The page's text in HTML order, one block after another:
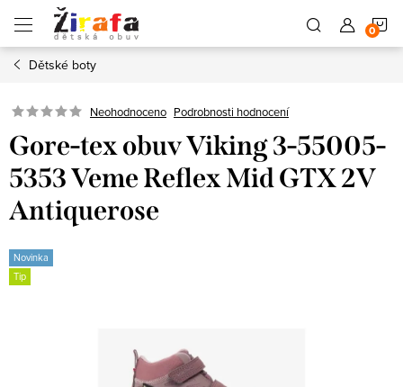
obsah
Dětské boty
Neohodnoceno Podrobnosti hodnocení
Gore-tex obuv Viking 3-55005-
5353 Veme Reflex Mid GTX 2V
Antiquerose
Novinka
Tip